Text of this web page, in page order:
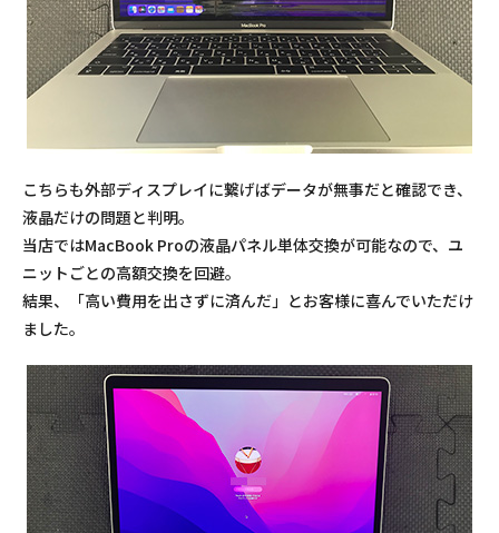
こちらも外部ディスプレイに繋げばデータが無事だと確認でき、
液晶だけの問題と判明。
当店ではMacBook Proの液晶パネル単体交換が可能なので、ユ
ニットごとの高額交換を回避。
結果、「高い費用を出さずに済んだ」とお客様に喜んでいただけ
ました。